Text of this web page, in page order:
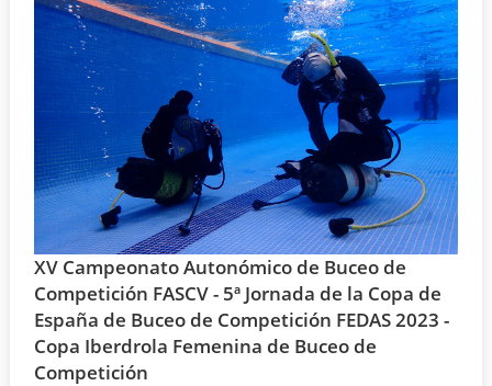
XV Campeonato Autonómico de Buceo de
Competición FASCV - 5ª Jornada de la Copa de
España de Buceo de Competición FEDAS 2023 -
Copa Iberdrola Femenina de Buceo de
Competición